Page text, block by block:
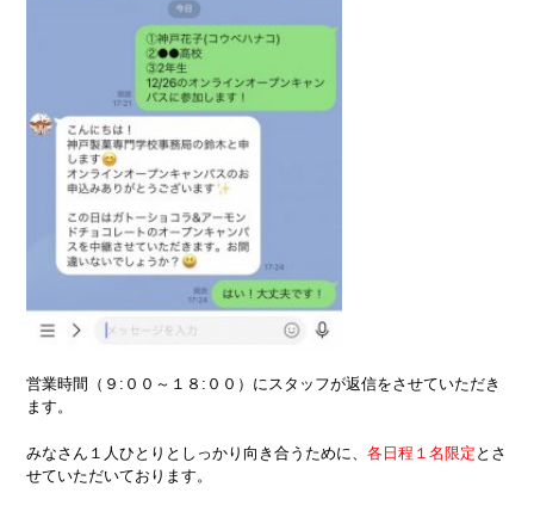
営業時間（９:００～１８:００）にスタッフが返信をさせていただき
ます。
みなさん１人ひとりとしっかり向き合うために、各日程１名限定 とさ
せていただいております。